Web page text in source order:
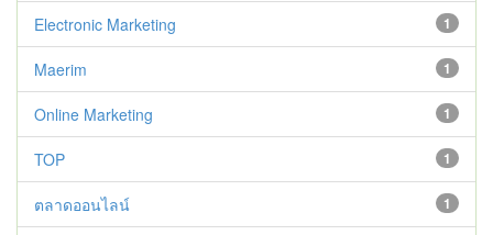
1
Electronic Marketing
1
Maerim
1
Online Marketing
1
TOP
1
ตลาดออนไลน์